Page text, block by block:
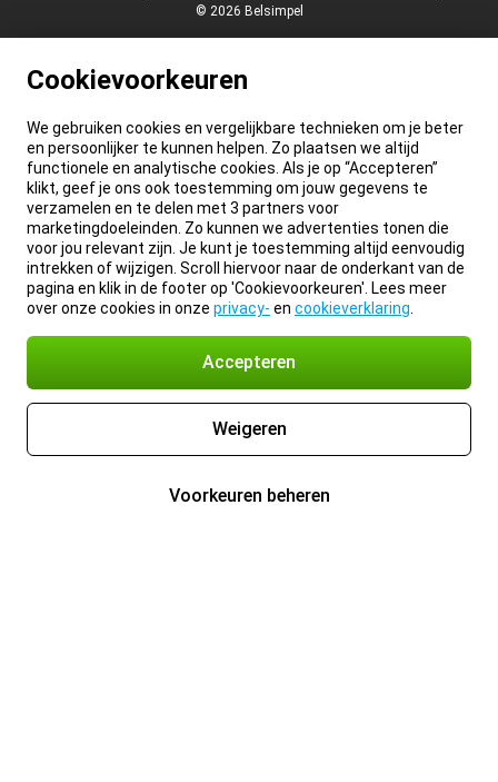
© 2026 Belsimpel
Cookievoorkeuren
We gebruiken cookies en vergelijkbare technieken om je beter
en persoonlijker te kunnen helpen. Zo plaatsen we altijd
functionele en analytische cookies. Als je op “Accepteren”
klikt, geef je ons ook toestemming om jouw gegevens te
verzamelen en te delen met 3 partners voor
marketingdoeleinden. Zo kunnen we advertenties tonen die
voor jou relevant zijn. Je kunt je toestemming altijd eenvoudig
intrekken of wijzigen. Scroll hiervoor naar de onderkant van de
pagina en klik in de footer op 'Cookievoorkeuren'. Lees meer
over onze cookies in onze privacy- en cookieverklaring
Accepteren
Weigeren
Voorkeuren beheren